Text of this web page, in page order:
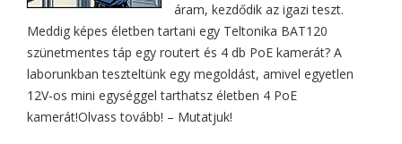
áram, kezdődik az igazi teszt.
Meddig képes életben tartani egy Teltonika BAT120
szünetmentes táp egy routert és 4 db PoE kamerát? A
laborunkban teszteltünk egy megoldást, amivel egyetlen
12V-os mini egységgel tarthatsz életben 4 PoE
kamerát!Olvass tovább! – Mutatjuk!